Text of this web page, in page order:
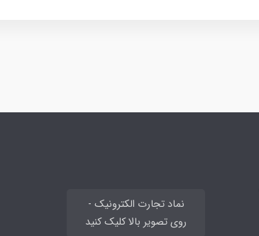
نماد تجارت الکترونیک -
روی تصویر بالا کلیک کنید